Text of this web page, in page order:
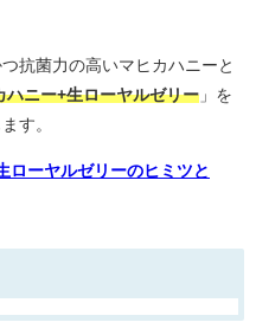
抗菌力の高いマヒカハニーと
ハニー+生ローヤルゼリー 」を
す。
ローヤルゼリーのヒミツと